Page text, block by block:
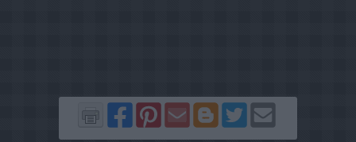
Del
på
Facebook
Del
på
Pinterest
Send
via
GMail
Del
på
Blogger
Del
på
Twitter
Send